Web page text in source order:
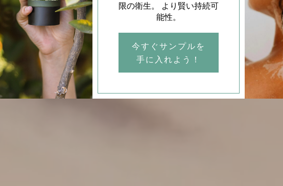
限の衛生。 より賢い持続可
能性。
今すぐサンプルを
手に入れよう！